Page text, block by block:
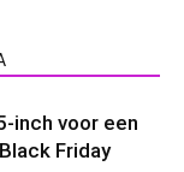
inch voor een
Friday